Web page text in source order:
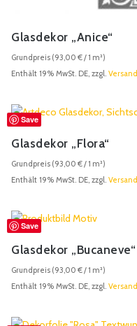
Glasdekor „Anice“
Grundpreis (93,00 €/ 1 m²)
Enthält 19% MwSt. DE, zzgl. Versand
Save
Glasdekor „Flora“
Grundpreis (93,00 €/ 1 m²)
Enthält 19% MwSt. DE, zzgl. Versand
Save
Glasdekor „Bucaneve“
Grundpreis (93,00 €/ 1 m²)
Enthält 19% MwSt. DE, zzgl. Versand